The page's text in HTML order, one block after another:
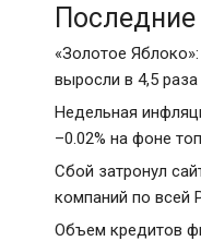
«Золотое
выросли в 4,5
Недельная
–0.02% на фоне
Сбой затронул
компаний по всей
Объем кредитов